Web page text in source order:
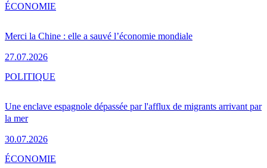
Merci la Chine : elle a sauvé l’économie mondiale
27.07.2026
ÉCONOMIE
Une enclave espagnole dépassée par l'afflux de migrants arrivant par
la mer
30.07.2026
POLITIQUE
ÉCONOMIE